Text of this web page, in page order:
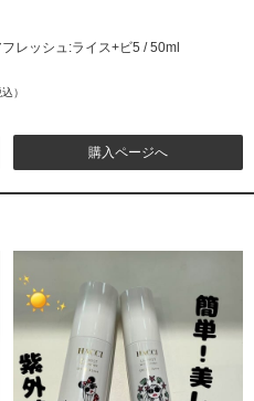
レッシュ:ライス+ビ5 / 50ml
込）
購入ページへ